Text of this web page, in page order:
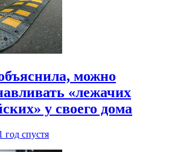
можно
«лежачих
у своего дома
год спустя